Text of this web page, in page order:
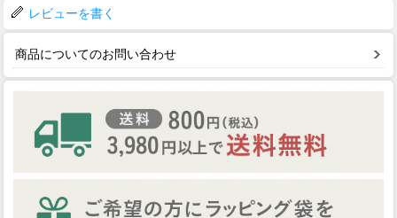
レビューを書く
商品についてのお問い合わせ